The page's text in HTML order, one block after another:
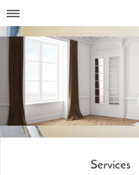
Services